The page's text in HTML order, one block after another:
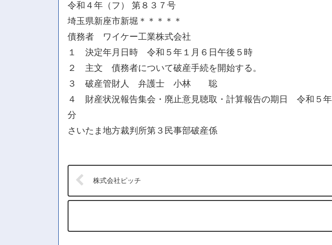
令和４年（フ） 第８３７号
埼玉県新座市新堀＊＊＊＊＊
債務者 ワイケー工業株式会社
１ 決定年月日時 令和５年１月６日午後５時
２ 主文 債務者について破産手続を開始する。
３ 破産管財人 弁護士 小林 聡
４ 財産状況報告集会・廃止意見聴取・計算報告の期日 令和５
分
さいたま地方裁判所第３民事部破産係
株式会社ピッチ